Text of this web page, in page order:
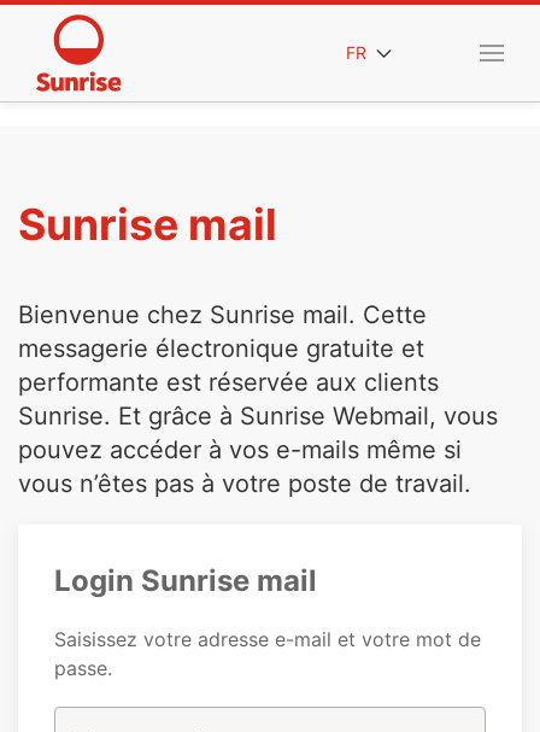
FR
Sunrise mail
Bienvenue chez Sunrise mail. Cette
messagerie électronique gratuite et
performante est réservée aux clients
Sunrise. Et grâce à Sunrise Webmail, vous
pouvez accéder à vos e-mails même si
vous n’êtes pas à votre poste de travail.
Login Sunrise mail
Saisissez votre adresse e-mail et votre mot de
passe.